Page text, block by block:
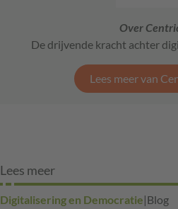
Over
De drijvende kracht achter
Lees meer van
Lees meer
Digitalisering en Democratie|Blog